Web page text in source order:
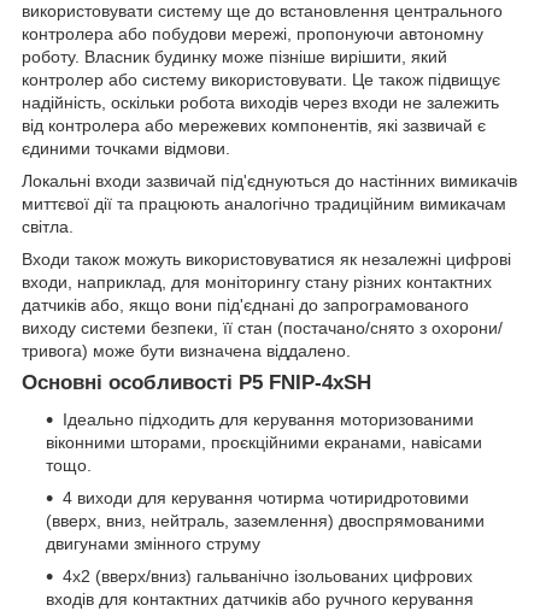
використовувати систему ще до встановлення центрального
контролера або побудови мережі, пропонуючи автономну
роботу. Власник будинку може пізніше вирішити, який
контролер або систему використовувати. Це також підвищує
надійність, оскільки робота виходів через входи не залежить
від контролера або мережевих компонентів, які зазвичай є
єдиними точками відмови.
Локальні входи зазвичай під'єднуються до настінних вимикачів
миттєвої дії та працюють аналогічно традиційним вимикачам
світла.
Входи також можуть використовуватися як незалежні цифрові
входи, наприклад, для моніторингу стану різних контактних
датчиків або, якщо вони під'єднані до запрограмованого
виходу системи безпеки, її стан (постачано/снято з охорони/
тривога) може бути визначена віддалено.
Основні особливості P5 FNIP-4xSH
Ідеально підходить для керування моторизованими
віконними шторами, проєкційними екранами, навісами
тощо.
4 виходи для керування чотирма чотиридротовими
(вверх, вниз, нейтраль, заземлення) двоспрямованими
двигунами змінного струму
4x2 (вверх/вниз) гальванічно ізольованих цифрових
входів для контактних датчиків або ручного керування